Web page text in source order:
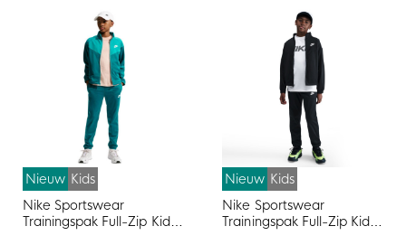
Nieuw Kids
Nike Sportswear
Trainingspak Full-Zip Kids
Nieuw Kids
Nike Sportswear
Trainingspak Full-Zip Kids